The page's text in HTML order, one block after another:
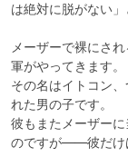
は絶対に脱がない」
メーザーで裸にさ
軍がやってきます。
その名はイトコン
れた男の子です。
彼もまたメーザー
のですが――彼だけ